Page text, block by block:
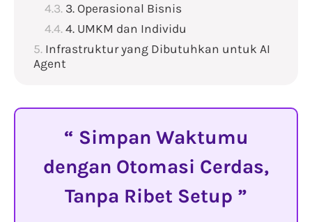
3. Operasional Bisnis
4. UMKM dan Individu
Infrastruktur yang Dibutuhkan untuk AI
Agent
Simpan Waktumu
dengan Otomasi Cerdas,
Tanpa Ribet Setup